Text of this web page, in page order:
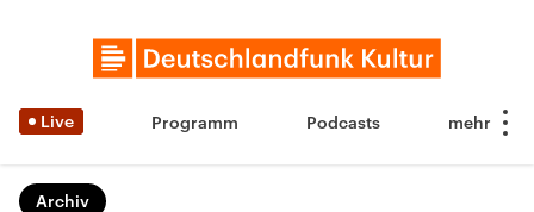
Live Programm Podcasts
Archiv